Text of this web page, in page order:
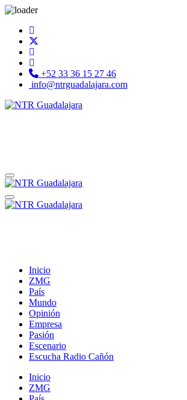
+52 33 36 15 27 46
info@ntrguadalajara.com
Inicio
ZMG
País
Mundo
Opinión
Empresa
Pasión
Escenario
Escucha Radio Cañón
Inicio
ZMG